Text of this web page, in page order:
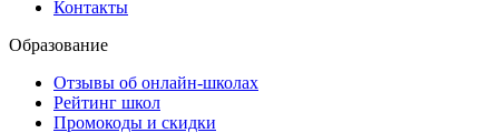
Контакты
Образование
Отзывы об онлайн-школах
Рейтинг школ
Промокоды и скидки